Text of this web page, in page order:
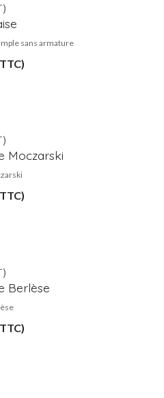
sans armature
Moczarski
Berlèse